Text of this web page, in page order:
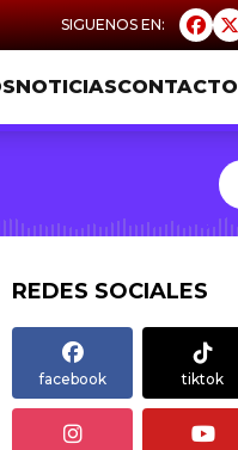
NOTICIAS
REDES SOCIALES
facebook tiktok